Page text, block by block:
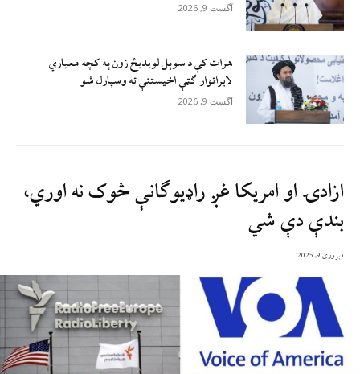
آگست 9, 2026
هرات کې د سوېل ‌لویدیځ زون په کچه معیاري
لابراتوار ګټې اخیستنې ته وسپارل شو
آگست 9, 2026
ازادۍ او امریکا غږ راډیوګانې څوک نه اوري،
بندې دې شي
فبروری 9, 2025